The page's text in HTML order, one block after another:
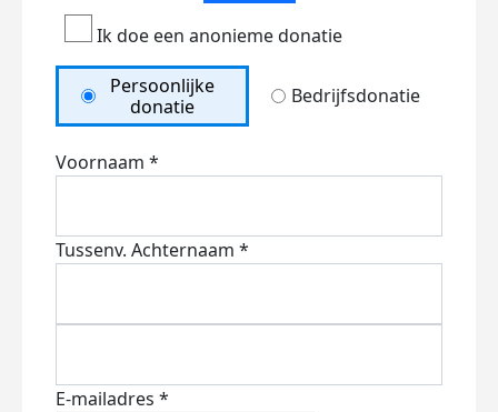
Ik doe een anonieme donatie
Persoonlijke
donatie
Bedrijfsdonatie
Voornaam *
Tussenv. Achternaam *
E-mailadres *